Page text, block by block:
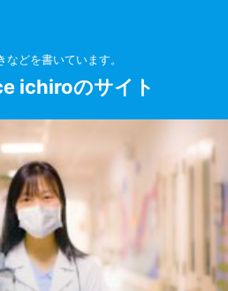
などを書いています。
ichiroのサイト